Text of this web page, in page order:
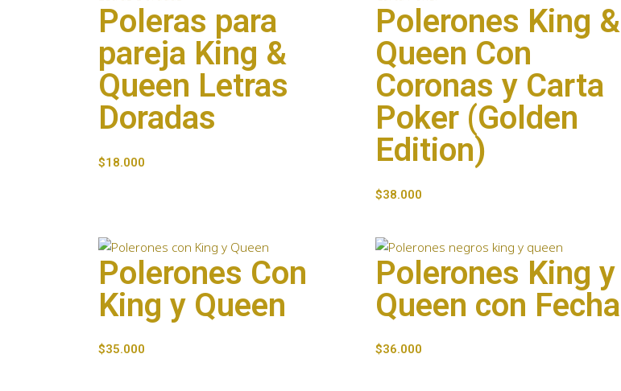
Poleras para
pareja King &
Queen Letras
Doradas
$18.000
Polerones King &
Queen Con
Coronas y Carta
Poker (Golden
Edition)
$38.000
Polerones Con
King y Queen
$35.000
Polerones King y
Queen con Fecha
$36.000